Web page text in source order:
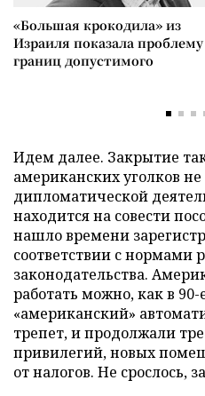
«Большая крокодила» из
Израиля показала проблему
границ допустимого
Идем далее. Закрытие
американских уголков не
дипломатической
находится на совести
нашло времени
соответствии с нормами
законодательства.
работать можно, как в 90-
«американский»
трепет, и продолжали
привилегий, новых
от налогов. Не срослось,